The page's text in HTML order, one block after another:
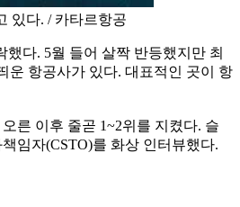
있다. / 카타르항공
다. 5월 들어 살짝 반등했지만 최
운 항공사가 있다. 대표적인 곳이 항
른 이후 줄곧 1~2위를 지켰다. 슬
임자(CSTO)를 화상 인터뷰했다.